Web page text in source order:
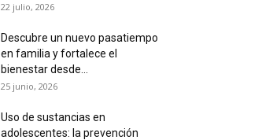
22 julio, 2026
Descubre un nuevo pasatiempo
en familia y fortalece el
bienestar desde...
25 junio, 2026
Uso de sustancias en
adolescentes: la prevención